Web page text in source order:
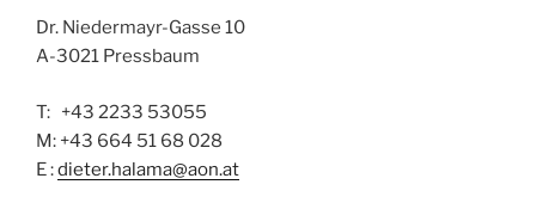
Dr. Niedermayr-Gasse 10
A-3021 Pressbaum
T: +43 2233 53055
M: +43 664 51 68 028
E :dieter.halama@aon.at